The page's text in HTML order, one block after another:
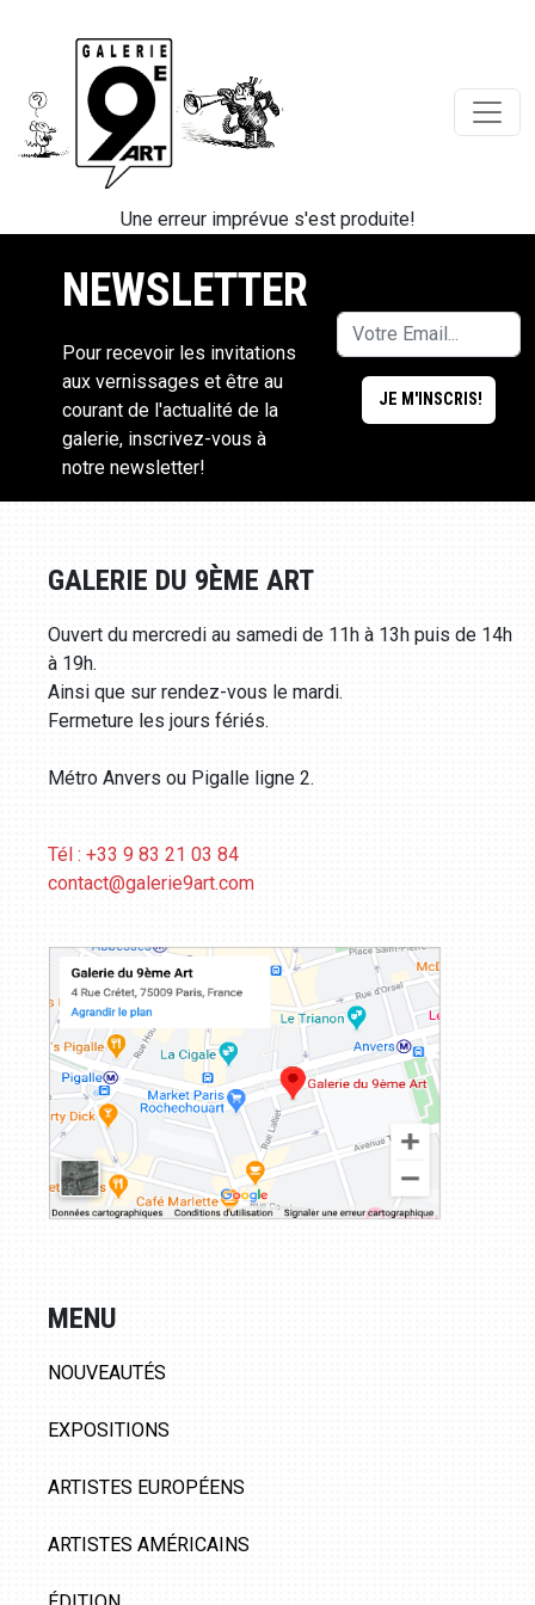
Une erreur imprévue s'est produite!
NEWSLETTER
Pour recevoir les invitations
aux vernissages et être au
courant de l'actualité de la
galerie, inscrivez-vous à
notre newsletter!
GALERIE DU 9ÈME ART
Ouvert du mercredi au samedi de 11h à 13h puis de 14h
à 19h.
Ainsi que sur rendez-vous le mardi.
Fermeture les jours fériés.
Métro Anvers ou Pigalle ligne 2.
Tél : +33 9 83 21 03 84
contact@galerie9art.com
MENU
NOUVEAUTÉS
EXPOSITIONS
ARTISTES EUROPÉENS
ARTISTES AMÉRICAINS